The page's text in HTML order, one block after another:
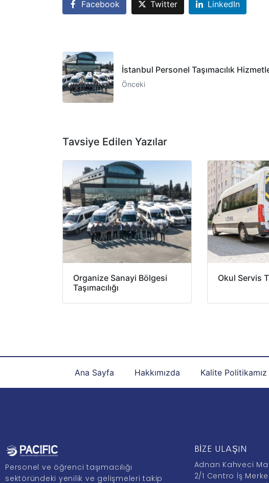
Facebook Twitter LinkedIn
İstanbul Personel Taşımacılık
Önceki
Tavsiye Edilen Yazılar
Organize Sanayi Bölgesi
Taşımacılığı
Okul Servis
Ana Sayfa Hakkımızda Kalite Politikamız
Personel ve öğrenci taşımacılığı
sektöründeki yenilik ve gelişmeleri takip
BIZE ULAŞIN
Adnan Kahveci
2/1 Centro İş